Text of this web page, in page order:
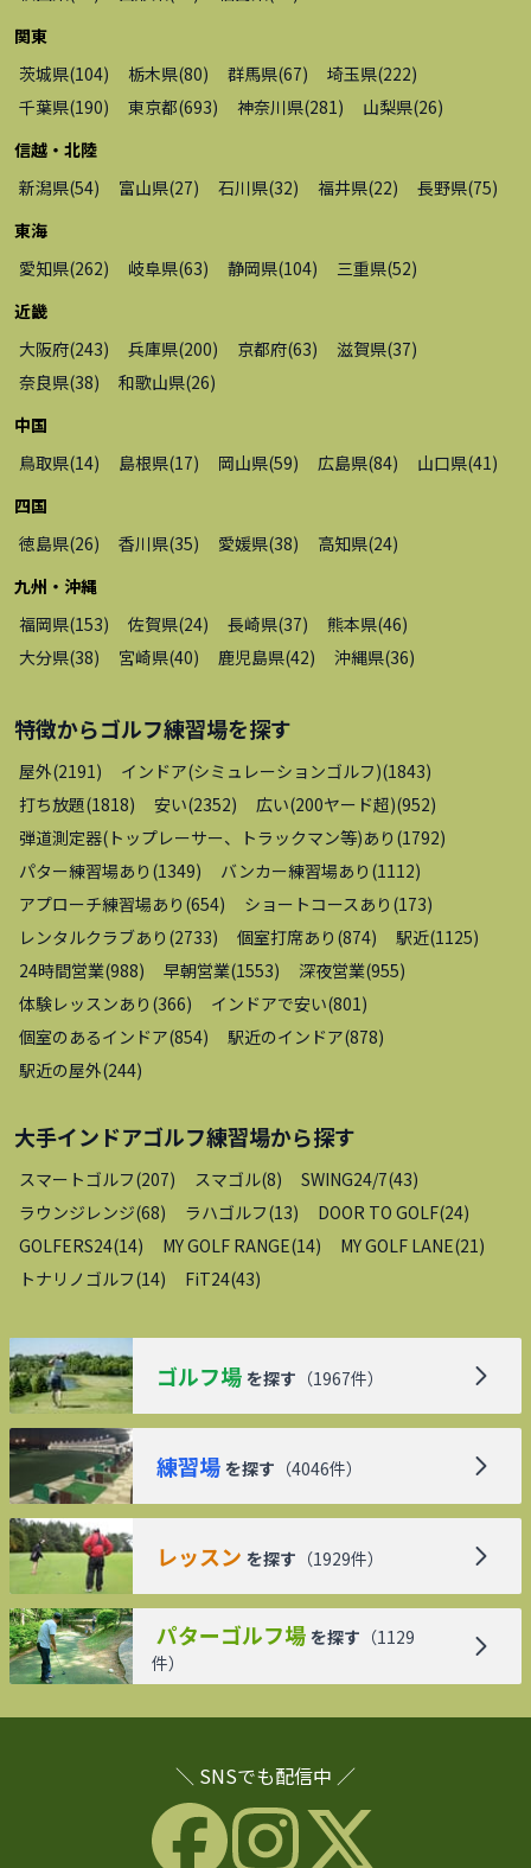
関東
茨城県(104) 栃木県(80) 群馬県(67) 埼玉県(222)
千葉県(190) 東京都(693) 神奈川県(281 ) 山梨県(26)
信越・北陸
新潟県(54) 富山県(27) 石川県(32) 福井県(22) 長野県(75)
東海
愛知県(262) 岐阜県(63) 静岡県(104) 三重県(52)
近畿
大阪府(243) 兵庫県(200) 京都府(63) 滋賀県(37)
奈良県(38) 和歌山県(26)
中国
鳥取県(14) 島根県(17) 岡山県(59) 広島県(84) 山口県(41 )
四国
徳島県(26) 香川県(35) 愛媛県(38) 高知県(24)
九州・沖縄
福岡県(153) 佐賀県(24) 長崎県(37) 熊本県(46)
大分県(38) 宮崎県(40) 鹿児島県(42) 沖縄県(36)
特徴からゴルフ練習場を探す
屋外(2191 ) インドア(シミュレーションゴルフ)(1843)
打ち放題(1818) 安い(2352) 広い(200ヤード超)(952)
弾道測定器(トップレーサー、トラックマン等)あり (1792)
パター練習場あり (1349) バンカー練習場あり (1112)
アプローチ練習場あり (654) ショートコースあり (173)
レンタルクラブあり (2733) 個室打席あり (874) 駅近(1125)
24時間営業(988) 早朝営業(1553) 深夜営業(955)
体験レッスンあり (366) インドアで安い(801 )
個室のあるインドア(854) 駅近のインドア(878)
駅近の屋外(244)
大手インドアゴルフ練習場から探す
スマートゴルフ(207) スマゴル(8) SWING24/7(43)
ラウンジレンジ(68) ラハゴルフ(13) DOOR TO GOLF(24)
GOLFERS24(14) MY GOLF RANGE(14) MY GOLF LANE(21 )
トナリノゴルフ(14) FiT24(43)
ゴルフ場 を探す （1967件）
練習場 を探す （4046件）
レッスン を探す （1929件）
パターゴルフ場 を探す （1129
件）
＼ SNSでも配信中 ／